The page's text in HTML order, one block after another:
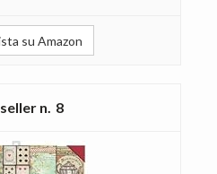
su Amazon
8